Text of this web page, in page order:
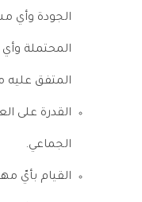
الجودة وأي
المحتملة
المتفق عليه
القدرة على
الجماعي.
القيام بأيّ